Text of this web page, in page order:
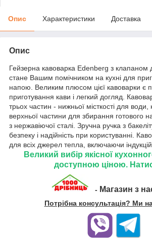
Опис Характеристики Доставка
Опис
Гейзерна кавоварка Edenberg з клапаном
стане Вашим помічником на кухні для
напою. Великим плюсом цієї кавоварки є
приготування кави і легкий догляд.
трьох частин - нижньої місткості для води,
верхньої частини для збирання готового
з нержавіючої сталі. Зручна ручка з
безпеку і надійність при користуванні.
для всіх джерел тепла, включаючи
Великий вибір якісної
доступною ціною.
- Магазин з
Потрібна консультація? Ми